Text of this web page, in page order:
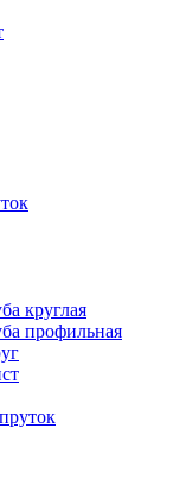
круглая
профильная